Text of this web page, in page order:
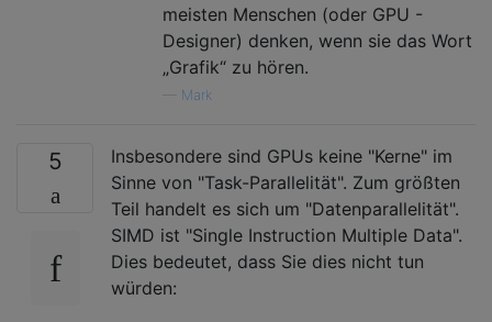
meisten Menschen (oder GPU -
Designer) denken, wenn sie das Wort
„Grafik“ zu hören.
Mark
5
Insbesondere sind GPUs keine "Kerne" im
Sinne von "Task-Parallelität". Zum größten
Teil handelt es sich um "Datenparallelität".
SIMD ist "Single Instruction Multiple Data".
Dies bedeutet, dass Sie dies nicht tun
würden: